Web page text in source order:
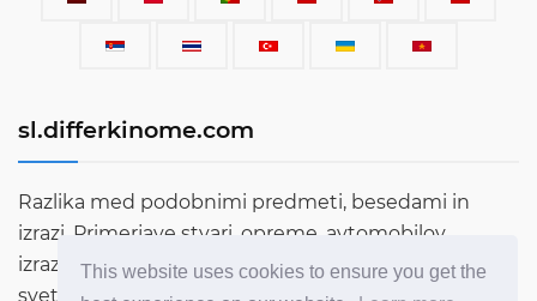
This website uses cookies to ensure you get the
sl.differkinome.com
Razlika med podobnimi predmeti, besedami in
izrazi. Primerjave stvari, opreme, avtomobilov,
izrazov, ljudi in vsega drugega, kar obstaja na tem
svetu.